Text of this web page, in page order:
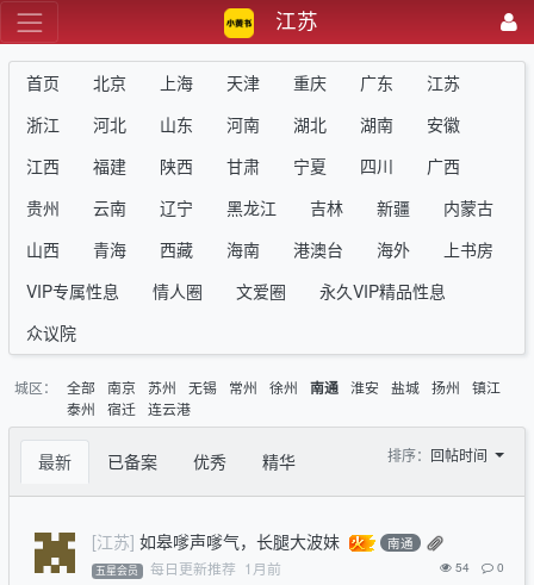
江苏
首页 北京 上海 天津 重庆 广东
江苏
浙江
河北 山东 河南 湖北 湖南
安徽
江西
福建 陕西 甘肃 宁夏 四川
广西
贵州
云南 辽宁 黑龙江 吉林 新疆
内蒙古
山西
青海 西藏 海南 港澳台 海外
上书房
VIP专属性息
情人圈 文爱圈
永久VIP精品性息
众议院
城区： 全部 南京 苏州 无锡 常州 徐州 南通 淮安 盐城 扬州
镇江
泰州
宿迁 连云港
最新 已备案 优秀 精华 排序： 回帖时间
[江苏] 如皋嗲声嗲气，长腿大波妹 南通
五星会员 每日更新推荐 1月前 54 0